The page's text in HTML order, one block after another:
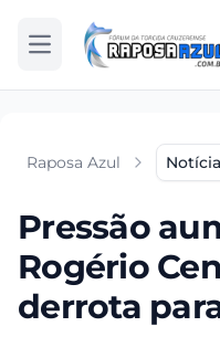
Abrir menu
Raposa Azul
Pressão
Rogério
derrota